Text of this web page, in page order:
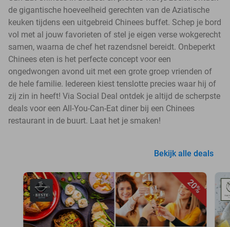
de gigantische hoeveelheid gerechten van de Aziatische
keuken tijdens een uitgebreid Chinees buffet. Schep je bord
vol met al jouw favorieten of stel je eigen verse wokgerecht
samen, waarna de chef het razendsnel bereidt. Onbeperkt
Chinees eten is het perfecte concept voor een
ongedwongen avond uit met een grote groep vrienden of
de hele familie. Iedereen kiest tenslotte precies waar hij of
zij zin in heeft! Via Social Deal ontdek je altijd de scherpste
deals voor een All-You-Can-Eat diner bij een Chinees
restaurant in de buurt. Laat het je smaken!
Bekijk alle deals
20%